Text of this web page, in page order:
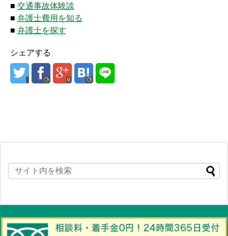
■ 交通事故体験談
■ 弁護士費用を知る
■ 弁護士を探す
シェアする
0
Copyright©交通事故 弁護士相談アシスト（初めて事故の被害者になられた
方へ 慰謝料・示談交渉から弁護士相談まで分かりやすく解説） All Rights